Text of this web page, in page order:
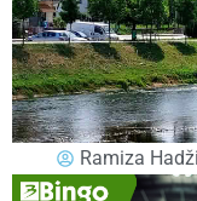
Ramiza